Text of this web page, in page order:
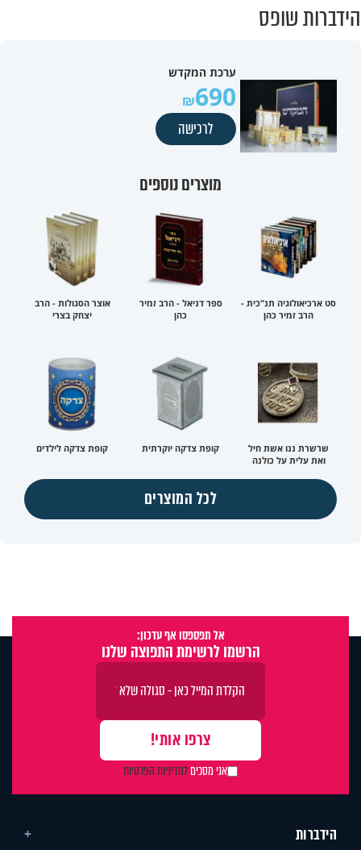
הידברות שופס
ערכת המקדש
690
לרכישה
מוצרים נוספים
סט ארכיאולוגיה תנ"כית -
הרב זמיר כהן
ספר דניאל - הרב זמיר
כהן
אוצר הסגולות - הרב
יצחק בצרי
שרשרת ננו אשת חיל
ואת עלית על כולנה
קופת צדקה יוקרתית קופת צדקה לילדים
לכל המוצרים
אל תפספסו אף עדכון:
הרשמו לרשימת התפוצה שלנו
אני מסכיםלמדיניות הפרטיות
הידברות